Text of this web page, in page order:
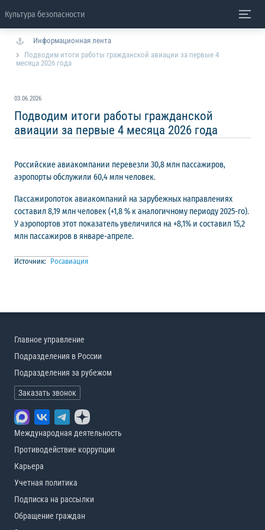
Культура безопасности
Информационная лента
Подводим итоги работы гражданской авиации за первые 4
месяца 2026 года
03.06.2026
Подводим итоги работы гражданской
авиации за первые 4 месяца 2026 года
Российские авиакомпании перевезли 30,8 млн пассажиров,
аэропорты обслужили 60,4 млн человек.
Пассажиропоток авиакомпаний на зарубежных направлениях
составил 8,19 млн человек (+1,8 % к аналогичному периоду 2025-го).
У аэропортов этот показатель увеличился на +8,1% и составил 15,2
млн пассажиров в январе-апреле.
Источник: Росавиация
Главное управление
Подразделения в России
Подразделения за рубежом
Заказать звонок
Международная деятельность
Противодействие коррупции
Карьера
Учетная политика
Подписка на рассылки
Обращение граждан